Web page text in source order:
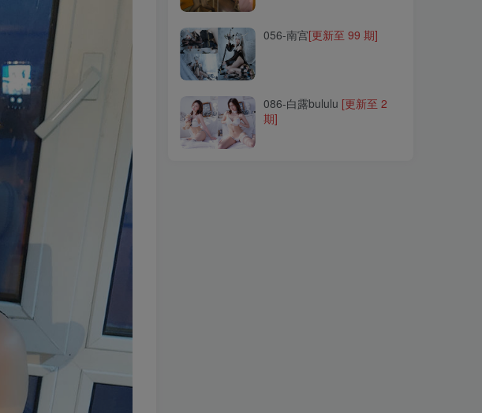
056-南宫[更新至 99 期]
086-白露bululu [更新至 2
期]